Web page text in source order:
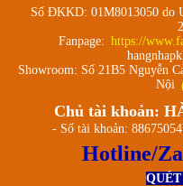
Số ĐKKD: 01M8013050 do
Fanpage: https://
Showroom: Số 21B5 Nguyễn
Nội
Chủ tài khoản:
- Số tài khoản:
Hotline/